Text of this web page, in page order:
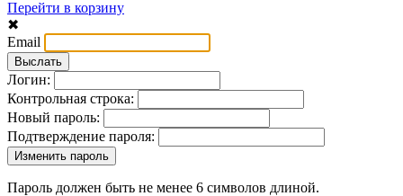
Перейти в корзину
✖
Email
Логин:
Контрольная строка:
Новый пароль:
Подтверждение пароля:
Пароль должен быть не менее 6 символов длиной.